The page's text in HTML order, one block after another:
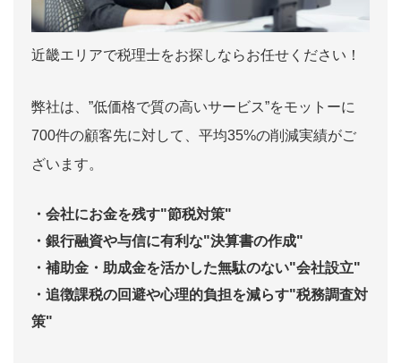
近畿エリアで税理士をお探しならお任せください！
弊社は、”低価格で質の高いサービス”をモットーに
700件の顧客先に対して、平均35%の削減実績がご
ざいます。
・会社にお金を残す"節税対策"
・銀行融資や与信に有利な"決算書の作成"
・補助金・助成金を活かした無駄のない"会社設立"
・追徴課税の回避や心理的負担を減らす"税務調査対
策"